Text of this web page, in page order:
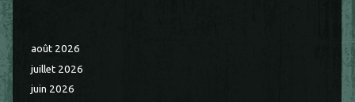
août 2026
juillet 2026
juin 2026